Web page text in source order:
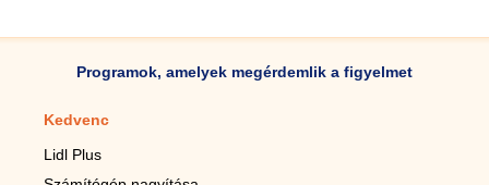
Programok, amelyek megérdemlik a figyelmet
Kedvenc
Lidl Plus